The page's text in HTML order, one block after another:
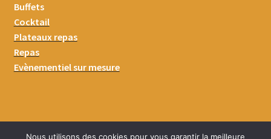
Buffets
Cocktail
Plateaux repas
Repas
Evènementiel sur mesure
Nous utilisons des cookies pour vous garantir la meilleure